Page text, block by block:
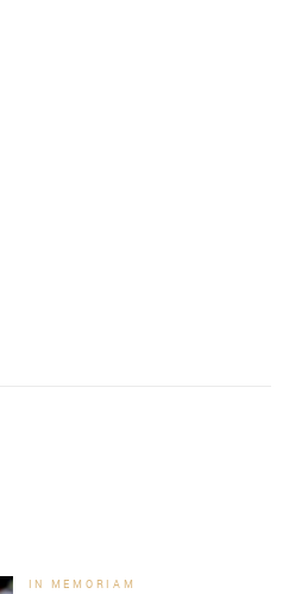
IN MEMORIAM